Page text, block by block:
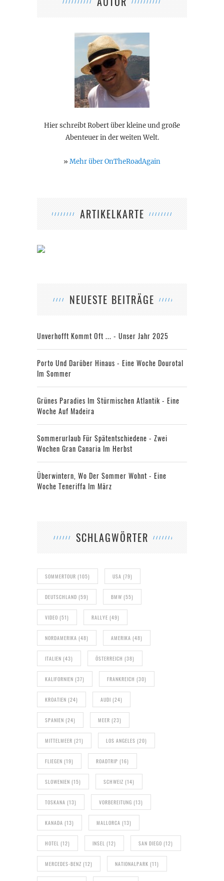
Hier schreibt Robert über kleine und große
Abenteuer in der weiten Welt.
» Mehr über OnTheRoadAgain
ARTIKELKARTE
NEUESTE BEITRÄGE
Unverhofft Kommt Oft ... - Unser Jahr 2025
Porto Und Darüber Hinaus - Eine Woche Dourotal
Im Sommer
Grünes Paradies Im Stürmischen Atlantik - Eine
Woche Auf Madeira
Sommerurlaub Für Spätentschiedene - Zwei
Wochen Gran Canaria Im Herbst
Überwintern, Wo Der Sommer Wohnt - Eine
Woche Teneriffa Im März
SCHLAGWÖRTER
SOMMERTOUR (105) USA (79)
DEUTSCHLAND (59) BMW (55)
VIDEO (51) RALLYE (49)
NORDAMERIKA (48) AMERIKA (48)
ITALIEN (43) ÖSTERREICH (38)
KALIFORNIEN (37) FRANKREICH (30)
KROATIEN (24) AUDI (24)
SPANIEN (24) MEER (23)
MITTELMEER (21) LOS ANGELES (20)
FLIEGEN (19) ROADTRIP (16)
SLOWENIEN (15) SCHWEIZ (14)
TOSKANA (13) VORBEREITUNG (13)
KANADA (13) MALLORCA (13)
HOTEL (12) INSEL (12) SAN DIEGO (12)
MERCEDES-BENZ (12) NATIONALPARK (11)